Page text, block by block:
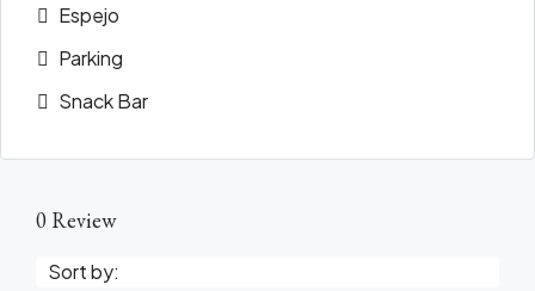
Espejo
Parking
Snack Bar
0 Review
Sort by: